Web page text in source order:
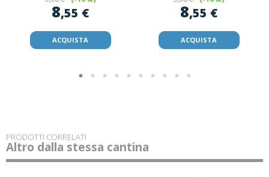
8,55 €
ACQUISTA
8,55 €
ACQUISTA
PRODOTTI CORRELATI
Altro dalla stessa cantina